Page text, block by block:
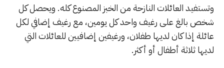
وتستفيد العائلات النازحة من الخبز المصنوع كله. ويحصل كل
شخص بالغ على رغيف واحد كل يومين، مع رغيف إضافي لكل
عائلة إذا كان لديها طفلان، ورغيفين إضافيين للعائلات التي
لديها ثلاثة أطفال أو أكثر.